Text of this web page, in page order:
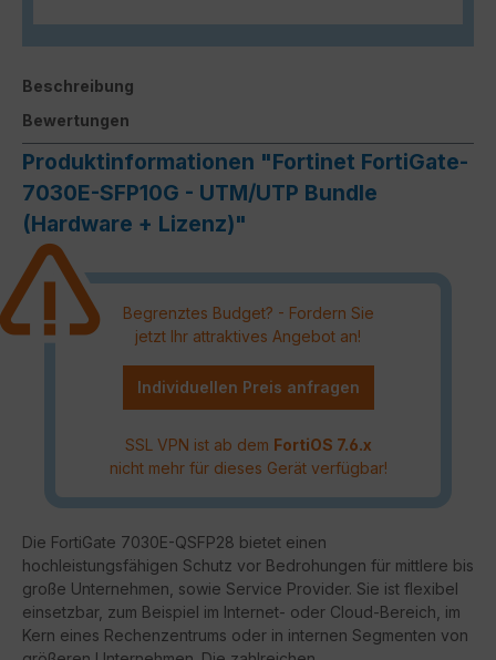
Beschreibung
Bewertungen
Produktinformationen "Fortinet FortiGate-
7030E-SFP10G - UTM/UTP Bundle
(Hardware + Lizenz)"
Begrenztes Budget? - Fordern Sie
jetzt Ihr attraktives Angebot an!
Individuellen Preis anfragen
SSL VPN ist ab dem FortiOS 7.6.x
nicht mehr für dieses Gerät verfügbar!
Die FortiGate 7030E-QSFP28 bietet einen
hochleistungsfähigen Schutz vor Bedrohungen für mittlere bis
große Unternehmen, sowie Service Provider. Sie ist flexibel
einsetzbar, zum Beispiel im Internet- oder Cloud-Bereich, im
Kern eines Rechenzentrums oder in internen Segmenten von